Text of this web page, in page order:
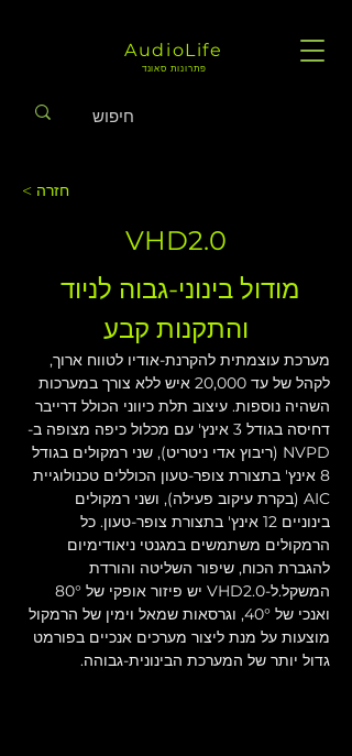
AudioLife
פתרונות סאונד
< חזרה
VHD2.0
מודול בינוני-גבוה לניוד
והתקנות קבע
מערכת עוצמתית להקרנת-אודיו לטווח ארוך,
לקהל של עד 20,000 איש ללא צורך במערכות
השהיה נוספות. עיצוב תלת כיווני הכולל דרייבר
דחיסה בגודל 3 אינץ' עם מכלול כיפה מצופה ב-
NVPD (ריבוץ אדי ניטריט), שני רמקולים בגודל
8 אינץ' בתצורת צופר-טעון הכוללים טכנולוגיית
AIC (בקרת עיקוב פעילה), ושני רמקולים
בינוניים 12 אינץ' בתצורת צופר-טעון. כל
הרמקולים משתמשים במגנטי ניאודימיום
להגברת הכוח, שיפור השליטה והורדת
ואנכי של 40°, וגרסאות שמאל וימין של הרמקול
מוצעות על מנת ליצור מערכים אנכיים בפורמט
גדול יותר של המערכת הבינונית-גבוהה.